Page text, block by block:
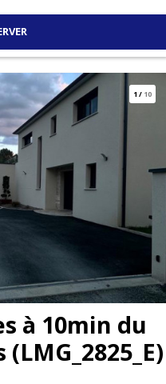
1/ 10
à 10min du
(LMG_2825_E)